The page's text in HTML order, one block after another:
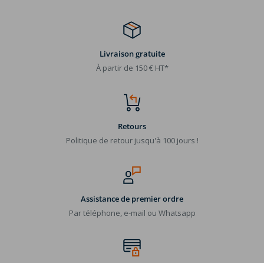
Livraison gratuite
À partir de 150 € HT*
Retours
Politique de retour jusqu'à 100 jours !
Assistance de premier ordre
Par téléphone, e-mail ou Whatsapp